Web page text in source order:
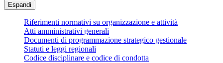
Espandi
Riferimenti normativi su organizzazione e attività
Atti amministrativi generali
Documenti di programmazione strategico gestionale
Statuti e leggi regionali
Codice disciplinare e codice di condotta